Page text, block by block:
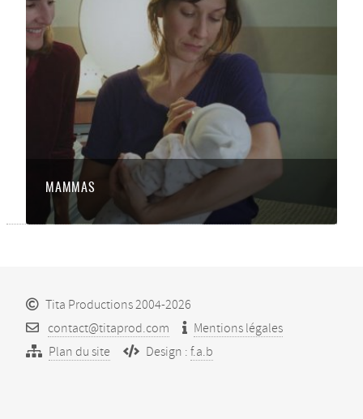
MAMMAS
Tita Productions 2004-2026
contact@titaprod.com
Mentions légales
Plan du site
Design : f.a.b